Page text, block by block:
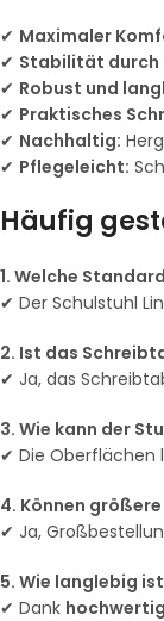
✔ Maximaler
✔ Stabilität durch
✔ Robust und
✔ Praktisches
✔ Nachhaltig:
✔ Pflegeleicht:
Häufig
1. Welche
✔ Der Schulstuhl
2. Ist das
✔ Ja, das
3. Wie kann der
✔ Die Oberflächen
4. Können
✔ Ja,
5. Wie langlebig
✔ Dank